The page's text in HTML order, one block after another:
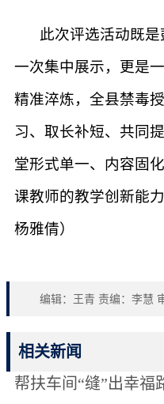
此次评选活动既
一次集中展示，更是
精准淬炼，全县禁毒
习、取长补短、共同
堂形式单一、内容固
课教师的教学创新能
杨雅倩）
编辑：王青 责编：李慧
相关新闻
帮扶车间“缝”出幸福